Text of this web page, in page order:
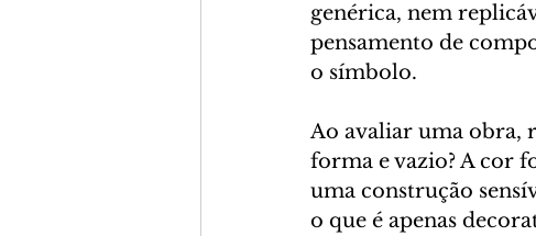
genérica, nem
pensamento de
o símbolo.
Ao avaliar uma obra,
forma e vazio? A cor
uma construção
o que é apenas